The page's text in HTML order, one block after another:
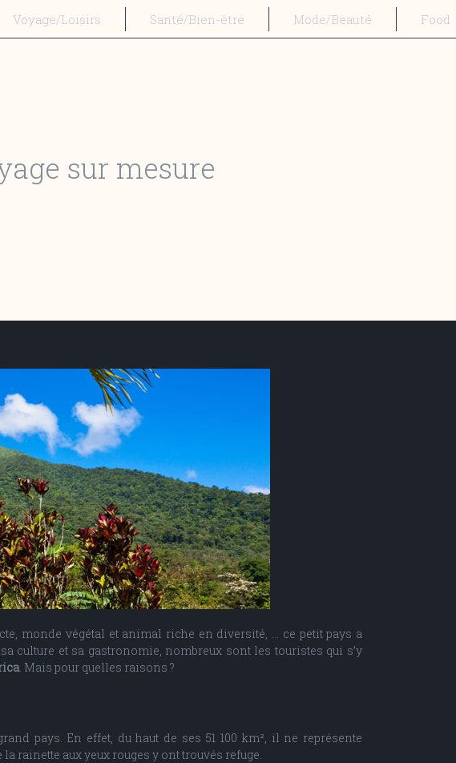
Voyage/Loisirs Santé/Bien-être Mode/Beauté Food
sur mesure
monde végétal et animal riche en diversité, … ce petit pays a
culture et sa gastronomie, nombreux sont les touristes qui s’y
. Mais pour quelles raisons ?
pays. En effet, du haut de ses 51 100 km², il ne représente
rainette aux yeux rouges y ont trouvés refuge.